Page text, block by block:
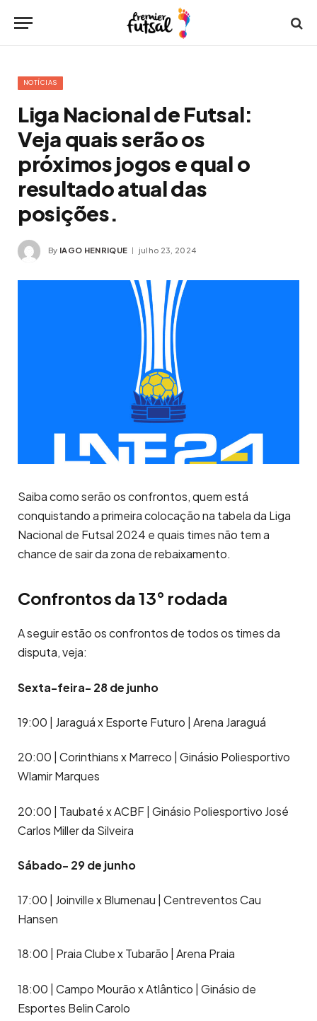
NOTÍCIAS
Liga Nacional de Futsal:
Veja quais serão os
próximos jogos e qual o
resultado atual das
posições.
By IAGO HENRIQUE julho 23, 2024
Saiba como serão os confrontos, quem está
conquistando a primeira colocação na tabela da Liga
Nacional de Futsal 2024 e quais times não tem a
chance de sair da zona de rebaixamento.
Confrontos da 13° rodada
A seguir estão os confrontos de todos os times da
disputa, veja:
Sexta-feira- 28 de junho
19:00 | Jaraguá x Esporte Futuro | Arena Jaraguá
20:00 | Corinthians x Marreco | Ginásio Poliesportivo
Wlamir Marques
20:00 | Taubaté x ACBF | Ginásio Poliesportivo José
Carlos Miller da Silveira
Sábado- 29 de junho
17:00 | Joinville x Blumenau | Centreventos Cau
Hansen
18:00 | Praia Clube x Tubarão | Arena Praia
18:00 | Campo Mourão x Atlântico | Ginásio de
Esportes Belin Carolo